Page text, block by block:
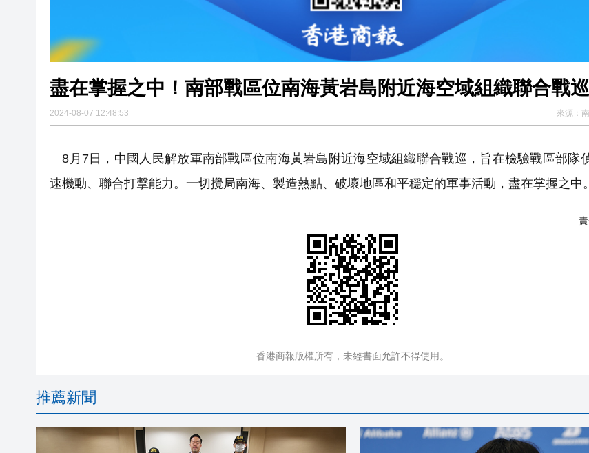
盡在掌握之中！南部戰區位南海黃岩島附近海空域組織聯合戰巡
2024-08-07 12:48:53 來源：
8月7日，中國人民解放軍南部戰區位南海黃岩島附近海空域組織聯合戰巡，旨在檢驗戰區部隊
速機動、聯合打擊能力。一切攪局南海、製造熱點、破壞地區和平穩定的軍事活動，盡在掌握之中。
香港商報版權所有，未經書面允許不得使用。
推薦新聞